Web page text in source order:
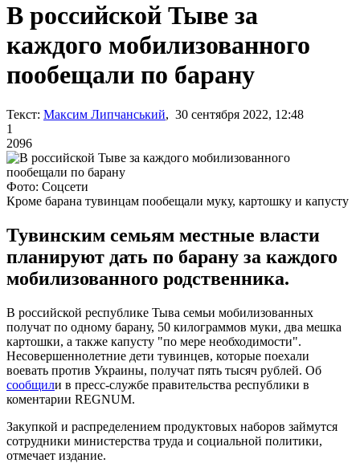
В российской Тыве за
каждого мобилизованного
пообещали по барану
Текст: Максим Липчанський, 30 сентября 2022, 12:48
1
2096
Фото: Соцсети
Кроме барана тувинцам пообещали муку, картошку и капусту
Тувинским семьям местные власти
планируют дать по барану за каждого
мобилизованного родственника.
В российской республике Тыва семьи мобилизованных
получат по одному барану, 50 килограммов муки, два мешка
картошки, а также капусту "по мере необходимости".
Несовершеннолетние дети тувинцев, которые поехали
воевать против Украины, получат пять тысяч рублей. Об
сообщили в пресс-службе правительства республики в
коментарии REGNUM.
Закупкой и распределением продуктовых наборов займутся
сотрудники министерства труда и социальной политики,
отмечает издание.